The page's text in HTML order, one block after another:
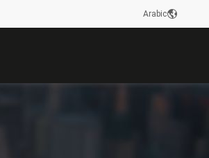
Arabic